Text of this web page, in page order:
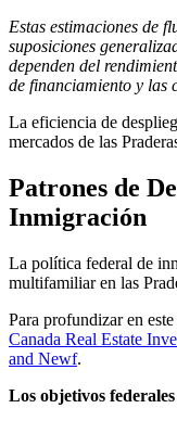
Estas estimaciones de
suposiciones
dependen del
de financiamiento y las
La eficiencia de
mercados de las
Patrones de
Inmigración
La política federal de
multifamiliar en las
Para profundizar en
Canada Real Estate
and Newf.
Los objetivos